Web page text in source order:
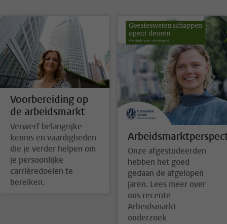
Voorbereiding op
de arbeidsmarkt
Verwerf belangrijke
kennis en vaardigheden
die je verder helpen om
je persoonlijke
carrièredoelen te
bereiken.
Onze afgestudeerden
hebben het goed
gedaan de afgelopen
jaren. Lees meer over
ons recente
Arbeidsmarkt-
onderzoek